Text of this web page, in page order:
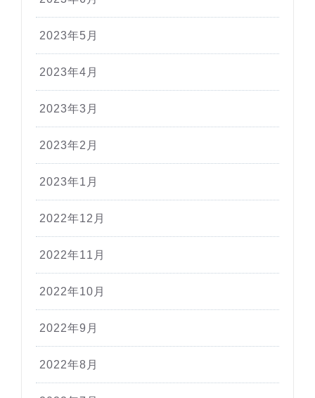
2023年5月
2023年4月
2023年3月
2023年2月
2023年1月
2022年12月
2022年11月
2022年10月
2022年9月
2022年8月